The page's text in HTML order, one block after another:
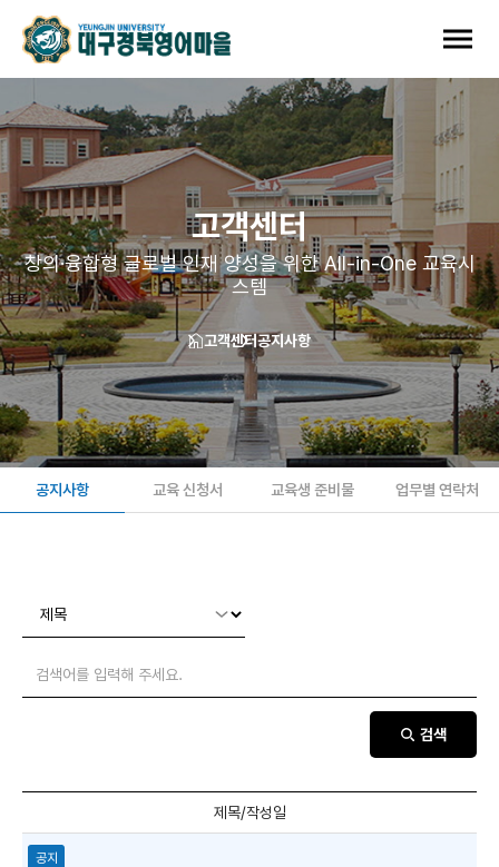
고객센터
창의·융합형 글로벌 인재 양성을 위한 All-in-One 교육시
스템
고객센터공지사항
공지사항 교육 신청서 교육생 준비물 업무별 연락처
검색
공지